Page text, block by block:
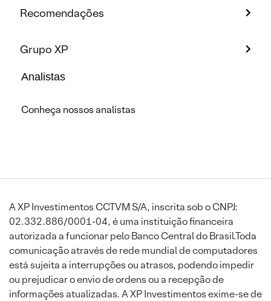
Recomendações
Grupo XP
Analistas
Conheça nossos analistas
A XP Investimentos CCTVM S/A, inscrita sob o CNPJ:
02.332.886/0001-04, é uma instituição financeira
autorizada a funcionar pelo Banco Central do Brasil.Toda
comunicação através de rede mundial de computadores
está sujeita a interrupções ou atrasos, podendo impedir
ou prejudicar o envio de ordens ou a recepção de
informações atualizadas. A XP Investimentos exime-se de